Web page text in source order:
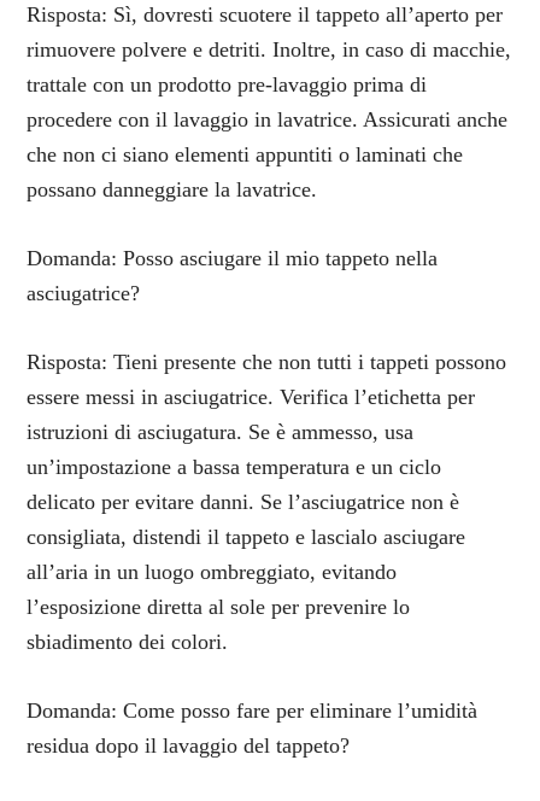
Risposta: Sì, dovresti scuotere il tappeto all’aperto per
rimuovere polvere e detriti. Inoltre, in caso di macchie,
trattale con un prodotto pre-lavaggio prima di
procedere con il lavaggio in lavatrice. Assicurati anche
che non ci siano elementi appuntiti o laminati che
possano danneggiare la lavatrice.
Domanda: Posso asciugare il mio tappeto nella
asciugatrice?
Risposta: Tieni presente che non tutti i tappeti possono
essere messi in asciugatrice. Verifica l’etichetta per
istruzioni di asciugatura. Se è ammesso, usa
un’impostazione a bassa temperatura e un ciclo
delicato per evitare danni. Se l’asciugatrice non è
consigliata, distendi il tappeto e lascialo asciugare
all’aria in un luogo ombreggiato, evitando
l’esposizione diretta al sole per prevenire lo
sbiadimento dei colori.
Domanda: Come posso fare per eliminare l’umidità
residua dopo il lavaggio del tappeto?